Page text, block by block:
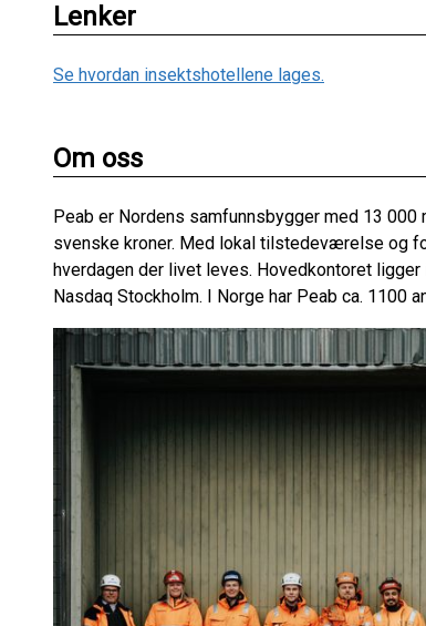
Lenker
Se hvordan insektshotellene lages.
Om oss
Peab er Nordens samfunnsbygger med 13
svenske kroner. Med lokal tilstedeværelse og
hverdagen der livet leves. Hovedkontoret
Nasdaq Stockholm. I Norge har Peab ca. 1100